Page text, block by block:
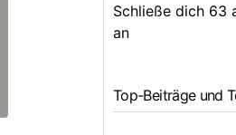
Schließe dich 63
an
Top-Beiträge und